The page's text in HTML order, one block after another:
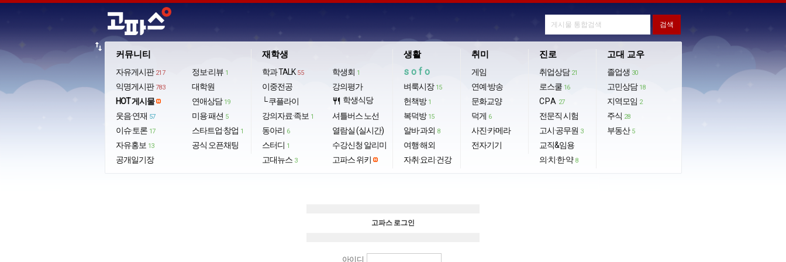
커뮤니티
자유게시판 217
익명게시판 783
HOT 게시물
웃음·연재 57
이슈·토론 17
자유홍보 13
공개일기장
정보·리뷰 1
대학원
연애상담 19
미용·패션 5
스타트업·창업 1
공식 오픈채팅
재학생
학과 TALK 55
이중전공
└ 쿠플라이
강의자료·족보 1
동아리 6
스터디 1
고대뉴스 3
학생회 1
강의평가
restaurant 학생식당
셔틀버스 노선
열람실 (실시간)
수강신청 알리미
고파스 위키
생활
sofo
벼룩시장 15
헌책방 1
복덕방 15
알바·과외 8
여행·해외
자취·요리·건강
취미
게임
연예·방송
문화교양
덕게 6
사진·카메라
전자기기
진로
취업상담 21
로스쿨 16
CPA 27
전문직 시험
고시·공무원 3
교직&임용
의·치·한·약 8
고대 교우
졸업생 30
고민상담 18
지역모임 2
주식 28
부동산 5
import_export
고파스 로그인
아이디